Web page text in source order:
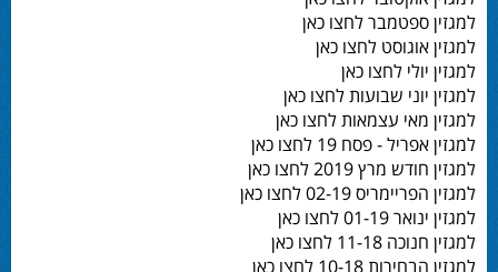
למגזין ספטמבר לחצו כאן
למגזין אוגוסט לחצו כאן
למגזין יולי לחצו כאן
למגזין יוני שבועות לחצו כאן
למגזין מאי עצמאות לחצו כאן
למגזין אפריל - פסח 19 לחצו כאן
למגזין חודש מרץ 2019 לחצו כאן
למגזין הפריימריס 02-19 לחצו כאן
למגזין ינואר 01-19 לחצו כאן
למגזין חנוכה 11-18 לחצו כאן
למגזין הבחירות 10-18 לחצו כאן